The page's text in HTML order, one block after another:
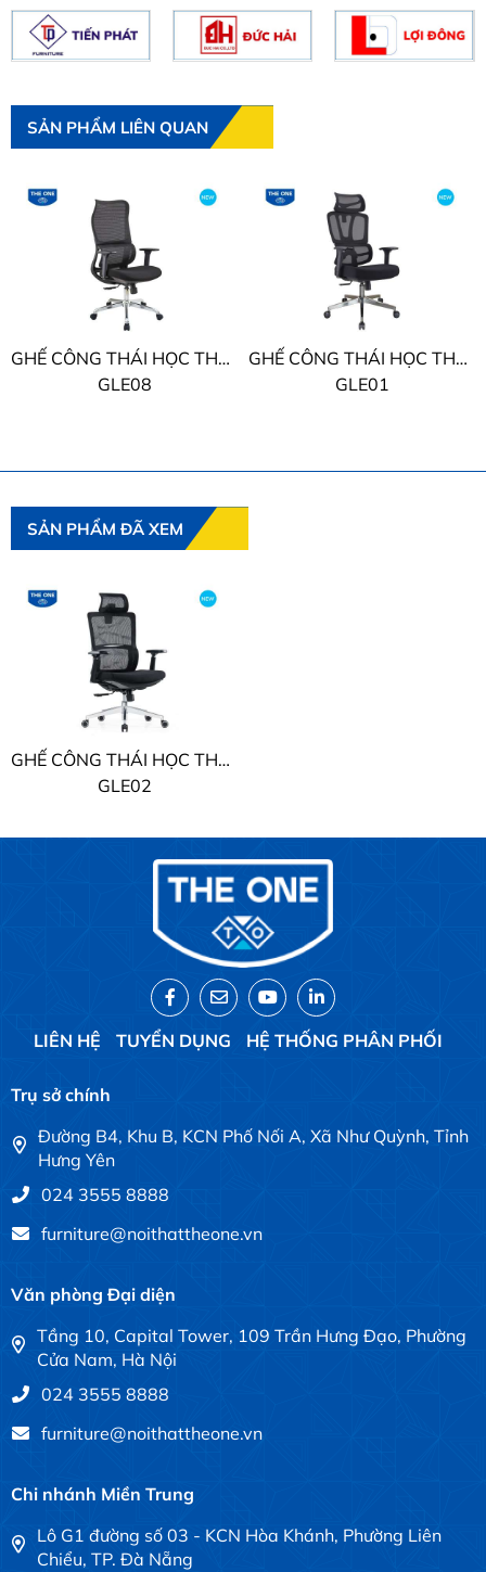
SẢN PHẨM LIÊN QUAN
GHẾ CÔNG THÁI HỌC THE ONE
GLE08
GHẾ CÔNG THÁI HỌC THE ONE
GLE01
SẢN PHẨM ĐÃ XEM
GHẾ CÔNG THÁI HỌC THE ONE
GLE02
LIÊN HỆ TUYỂN DỤNG HỆ THỐNG PHÂN PHỐI
Trụ sở chính
Đường B4, Khu B, KCN Phố Nối A, Xã Như Quỳnh, Tỉnh
Hưng Yên
024 3555 8888
furniture@noithattheone.vn
Văn phòng Đại diện
Tầng 10, Capital Tower, 109 Trần Hưng Đạo, Phường
Cửa Nam, Hà Nội
024 3555 8888
furniture@noithattheone.vn
Chi nhánh Miền Trung
Lô G1 đường số 03 - KCN Hòa Khánh, Phường Liên
Chiểu, TP. Đà Nẵng